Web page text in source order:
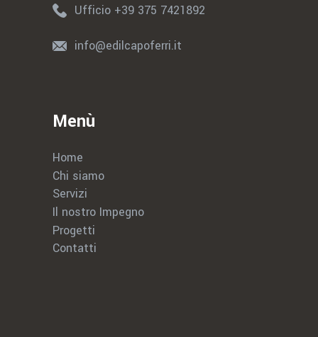
Ufficio +39 375 7421892
info@edilcapoferri.it
Menù
Home
Chi siamo
Servizi
Il nostro Impegno
Progetti
Contatti